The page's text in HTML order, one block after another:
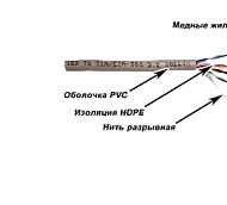
В избранное